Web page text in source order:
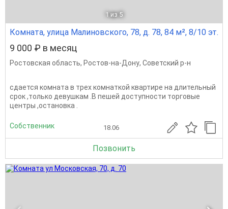
1 из 5
Комната, улица Малиновского, 78, д. 78, 84 м², 8/10 эт.
9 000 ₽ в месяц
Ростовская область, Ростов-на-Дону, Советский р-н
сдается комната в трех комнаткой квартире на длительный
срок ,только девушкам .В пешей доступности торговые
центры ,остановка .
Собственник 18.06
Позвонить